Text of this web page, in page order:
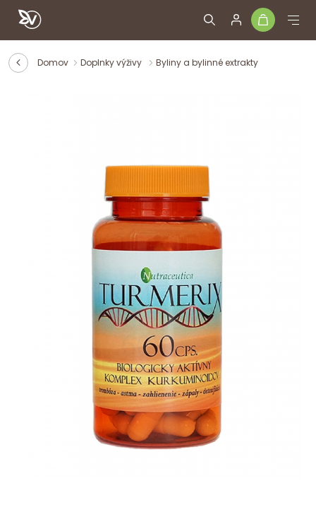
Domov Doplnky výživy Byliny a bylinné extrakty